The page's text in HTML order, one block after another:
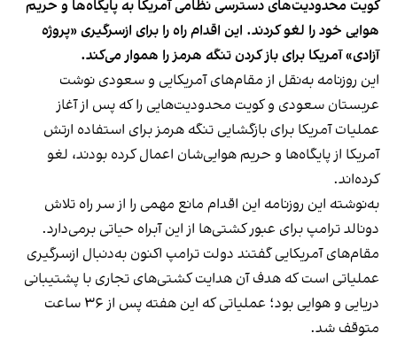
کویت محدودیت‌های دسترسی نظامی آمریکا به پایگاه‌ها و حریم
هوایی خود را لغو کردند. این اقدام راه را برای ازسرگیری «پروژه
آزادی» آمریکا برای باز کردن تنگه هرمز را هموار می‌کند.
این روزنامه به‌نقل از مقام‌های آمریکایی و سعودی نوشت
عربستان سعودی و کویت محدودیت‌هایی را که پس از آغاز
عملیات آمریکا برای بازگشایی تنگه هرمز برای استفاده ارتش
آمریکا از پایگاه‌ها و حریم هوایی‌شان اعمال کرده بودند، لغو
کرده‌اند.
به‌نوشته این روزنامه این اقدام مانع مهمی را از سر راه تلاش
دونالد ترامپ برای عبور کشتی‌ها از این آبراه حیاتی برمی‌دارد.
مقام‌های آمریکایی گفتند دولت ترامپ اکنون به‌دنبال ازسرگیری
عملیاتی است که هدف آن هدایت کشتی‌های تجاری با پشتیبانی
دریایی و هوایی بود؛ عملیاتی که این هفته پس از ۳۶ ساعت
متوقف شد.